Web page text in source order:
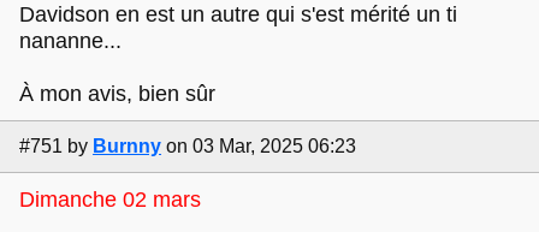
Davidson en est un autre qui s'est mérité un ti
nananne...
À mon avis, bien sûr
#751 by Burnny on 03 Mar, 2025 06:23
Dimanche 02 mars